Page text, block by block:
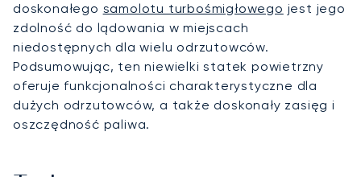
doskonałego samolotu turbośmigłowego jest jego
zdolność do lądowania w miejscach
niedostępnych dla wielu odrzutowców.
Podsumowując, ten niewielki statek powietrzny
oferuje funkcjonalności charakterystyczne dla
dużych odrzutowców, a także doskonały zasięg i
oszczędność paliwa.